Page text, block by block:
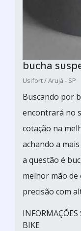
bucha
Usifort / Arujá - SP
Buscando por
encontrará no
cotação na
achando a
a questão é
melhor mão
precisão com
INFORMAÇÕES
BIKE